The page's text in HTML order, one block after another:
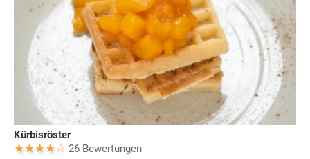
Kürbisröster
26 Bewertungen